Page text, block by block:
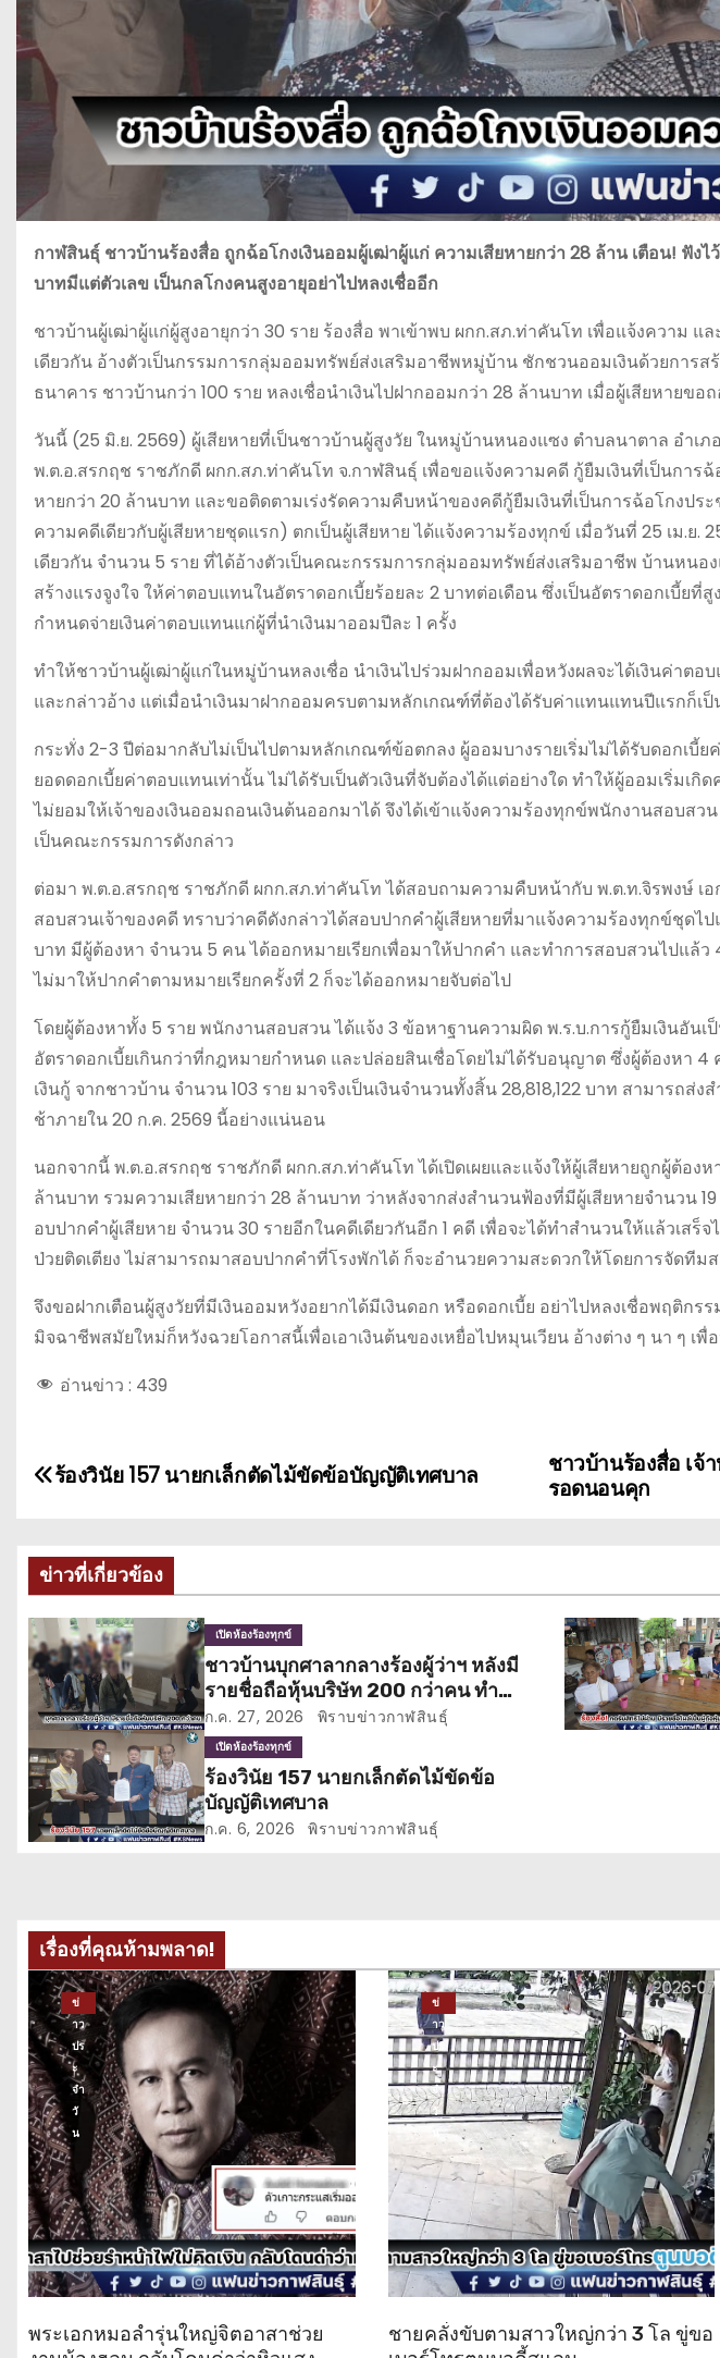
กาฬสินธุ์ ชาวบ้านร้องสื่อ ถูกฉ้อโกงเงินออมผู้เฒ่าผู้แก่ ความเสียหายกว่า 28 ล้าน เตือน! ฟัง
บาทมีแต่ตัวเลข เป็นกลโกงคนสูงอายุอย่าไปหลงเชื่ออีก
ชาวบ้านผู้เฒ่าผู้แก่ผู้สูงอายุกว่า 30 ราย ร้องสื่อ พาเข้าพบ ผกก.สภ.ท่าคันโท เพื่อแจ้งความ
เดียวกัน อ้างตัวเป็นกรรมการกลุ่มออมทรัพย์ส่งเสริมอาชีพหมู่บ้าน ชักชวนออมเงินด้วยการส
ธนาคาร ชาวบ้านกว่า 100 ราย หลงเชื่อนำเงินไปฝากออมกว่า 28 ล้านบาท เมื่อผู้เสียหายข
วันนี้ (25 มิ.ย. 2569) ผู้เสียหายที่เป็นชาวบ้านผู้สูงวัย ในหมู่บ้านหนองแซง ตำบลนาตาล อำเ
พ.ต.อ.สรกฤช ราชภักดี ผกก.สภ.ท่าคันโท จ.กาฬสินธุ์ เพื่อขอแจ้งความคดี กู้ยืมเงินที่เป็นการฉ้
หายกว่า 20 ล้านบาท และขอติดตามเร่งรัดความคืบหน้าของคดีกู้ยืมเงินที่เป็นการฉ้อโกงปร
ความคดีเดียวกับผู้เสียหายชุดแรก) ตกเป็นผู้เสียหาย ได้แจ้งความร้องทุกข์ เมื่อวันที่ 25 เม.
เดียวกัน จำนวน 5 ราย ที่ได้อ้างตัวเป็นคณะกรรมการกลุ่มออมทรัพย์ส่งเสริมอาชีพ บ้านหนอ
สร้างแรงจูงใจ ให้ค่าตอบแทนในอัตราดอกเบี้ยร้อยละ 2 บาทต่อเดือน ซึ่งเป็นอัตราดอกเบี้ยที่
กำหนดจ่ายเงินค่าตอบแทนแก่ผู้ที่นำเงินมาออมปีละ 1 ครั้ง
ทำให้ชาวบ้านผู้เฒ่าผู้แก่ในหมู่บ้านหลงเชื่อ นำเงินไปร่วมฝากออมเพื่อหวังผลจะได้เงินค่าต
และกล่าวอ้าง แต่เมื่อนำเงินมาฝากออมครบตามหลักเกณฑ์ที่ต้องได้รับค่าแทนแทนปีแรกก็เ
กระทั่ง 2-3 ปีต่อมากลับไม่เป็นไปตามหลักเกณฑ์ข้อตกลง ผู้ออมบางรายเริ่มไม่ได้รับดอกเบี้ย
ยอดดอกเบี้ยค่าตอบแทนเท่านั้น ไม่ได้รับเป็นตัวเงินที่จับต้องได้แต่อย่างใด ทำให้ผู้ออมเริ่มเกิ
ไม่ยอมให้เจ้าของเงินออมถอนเงินต้นออกมาได้ จึงได้เข้าแจ้งความร้องทุกข์พนักงานสอบส
เป็นคณะกรรมการดังกล่าว
ต่อมา พ.ต.อ.สรกฤช ราชภักดี ผกก.สภ.ท่าคันโท ได้สอบถามความคืบหน้ากับ พ.ต.ท.จิรพงษ์ เ
สอบสวนเจ้าของคดี ทราบว่าคดีดังกล่าวได้สอบปากคำผู้เสียหายที่มาแจ้งความร้องทุกข์ชุดไปแ
บาท มีผู้ต้องหา จำนวน 5 คน ได้ออกหมายเรียกเพื่อมาให้ปากคำ และทำการสอบสวนไปแล้ว
ไม่มาให้ปากคำตามหมายเรียกครั้งที่ 2 ก็จะได้ออกหมายจับต่อไป
โดยผู้ต้องหาทั้ง 5 ราย พนักงานสอบสวน ได้แจ้ง 3 ข้อหาฐานความผิด พ.ร.บ.การกู้ยืมเงินอัน
อัตราดอกเบี้ยเกินกว่าที่กฎหมายกำหนด และปล่อยสินเชื่อโดยไม่ได้รับอนุญาต ซึ่งผู้ต้องหา 4
เงินกู้ จากชาวบ้าน จำนวน 103 ราย มาจริงเป็นเงินจำนวนทั้งสิ้น 28,818,122 บาท สามารถ
ช้าภายใน 20 ก.ค. 2569 นี้อย่างแน่นอน
นอกจากนี้ พ.ต.อ.สรกฤช ราชภักดี ผกก.สภ.ท่าคันโท ได้เปิดเผยและแจ้งให้ผู้เสียหายถูกผู้ต้อง
ล้านบาท รวมความเสียหายกว่า 28 ล้านบาท ว่าหลังจากส่งสำนวนฟ้องที่มีผู้เสียหายจำนวน
อบปากคำผู้เสียหาย จำนวน 30 รายอีกในคดีเดียวกันอีก 1 คดี เพื่อจะได้ทำสำนวนให้แล้วเสร็
ป่วยติดเตียง ไม่สามารถมาสอบปากคำที่โรงพักได้ ก็จะอำนวยความสะดวกให้โดยการจัดทีม
จึงขอฝากเตือนผู้สูงวัยที่มีเงินออมหวังอยากได้มีเงินดอก หรือดอกเบี้ย อย่าไปหลงเชื่อพฤติกรร
มิจฉาชีพสมัยใหม่ก็หวังฉวยโอกาสนี้เพื่อเอาเงินต้นของเหยื่อไปหมุนเวียน อ้างต่าง ๆ นา ๆ เ
อ่านข่าว : 439
แ
ะ
แ
น
ว
เ
รื่
อ
ชาวบ้านร้องสื่อ เจ้
รอดนอนคุก
ร้องวินัย 157 นายกเล็กตัดไม้ขัดข้อบัญญัติเทศบาล
ข่าวที่เกี่ยวข้อง
เปิดห้องร้องทุกข์
ชาวบ้านบุกศาลากลางร้องผู้ว่าฯ หลังมี
รายชื่อถือหุ้นบริษัท 200 กว่าคน ทำ
ชวดสิทธิบัตรสวัสดิการแห่งรัฐ
ก.ค. 27, 2026 พิราบข่าวกาฬสินธุ์
เปิดห้องร้องทุกข์
ร้องวินัย 157 นายกเล็กตัดไม้ขัดข้อ
บัญญัติเทศบาล
ก.ค. 6, 2026 พิราบข่าวกาฬสินธุ์
เรื่องที่คุณห้ามพลาด!
ข่
าว
ปร
ะ
จำ
วั
น
พระเอกหมอลำรุ่นใหญ่จิตอาสาช่วย
ข่
าว
ปร
ะ
จำ
วั
ชายคลั่งขับตามสาวใหญ่กว่า 3 โล ขู่ขอ